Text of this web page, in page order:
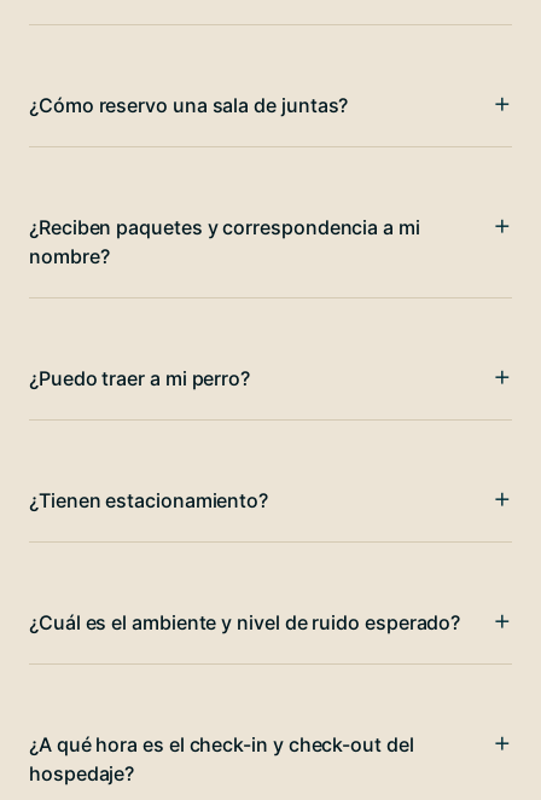
¿Cómo reservo una sala de juntas?
¿Reciben paquetes y correspondencia a mi
nombre?
¿Puedo traer a mi perro?
¿Tienen estacionamiento?
¿Cuál es el ambiente y nivel de ruido esperado?
¿A qué hora es el check-in y check-out del
hospedaje?